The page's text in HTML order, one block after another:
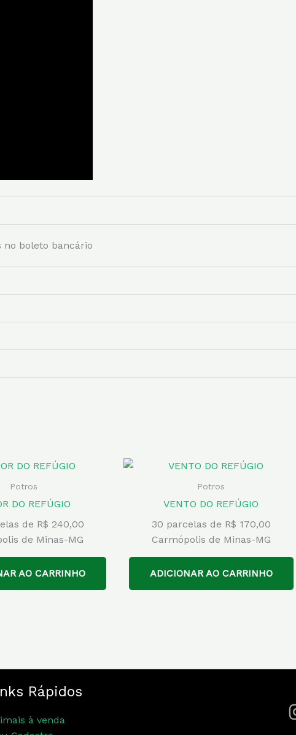
no boleto bancário
Potros
DO REFÚGIO
de R$ 240,00
de Minas-MG
AO CARRINHO
Potros
VENTO DO REFÚGIO
30 parcelas de R$ 170,00
Carmópolis de Minas-MG
ADICIONAR AO CARRINHO
Rápidos
à venda